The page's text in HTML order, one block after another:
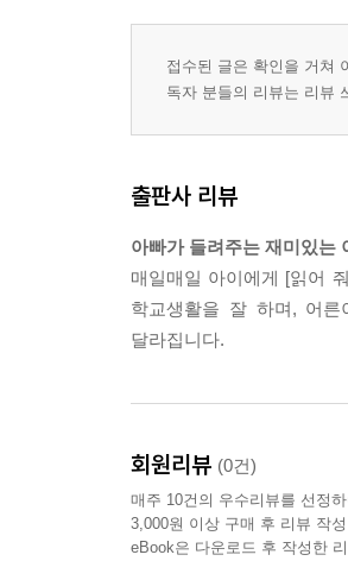
접수된 글은 확인을 거쳐
독자 분들의 리뷰는 리뷰
출판사 리뷰
아빠가 들려주는 재미있는
매일매일 아이에게 [읽어
학교생활을 잘 하며, 어
달라집니다.
회원리뷰 (0건)
매주 10건의 우수리뷰를 선정
3,000원 이상 구매 후 리뷰 작성
eBook은 다운로드 후 작성한